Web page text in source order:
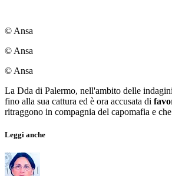
© Ansa
© Ansa
© Ansa
La Dda di Palermo, nell'ambito delle
fino alla sua cattura ed è ora accusata di
ritraggono in compagnia del capomafia e
Leggi anche